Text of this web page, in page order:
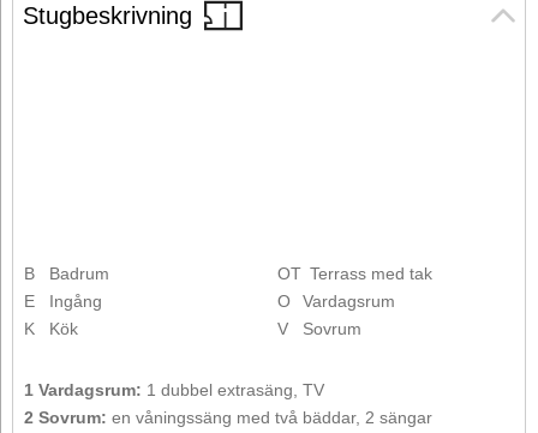
Stugbeskrivning
B
Badrum
E
Ingång
K
Kök
OT Terrass med tak
O
Vardagsrum
V
Sovrum
1 Vardagsrum: 1 dubbel extrasäng, TV
2 Sovrum: en våningssäng med två bäddar, 2 sängar